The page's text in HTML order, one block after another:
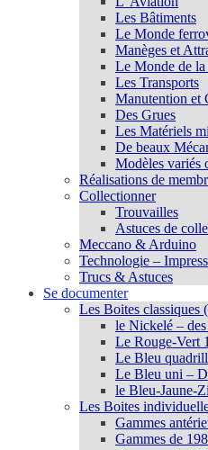
Les Bâtiments
Le Monde
Manèges et
Le Monde de la
Les Transports
Manutention et
Des Grues
Les Matériels
De beaux
Modèles variés
Réalisations de
Collectionner
Trouvailles
Astuces de
Meccano & Arduino
Technologie –
Trucs & Astuces
Se documenter
Les Boites classiques
le Nickelé –
Le Rouge-Vert
Le Bleu
Le Bleu uni –
le Bleu-Jaune-
Les Boites
Gammes
Gammes de